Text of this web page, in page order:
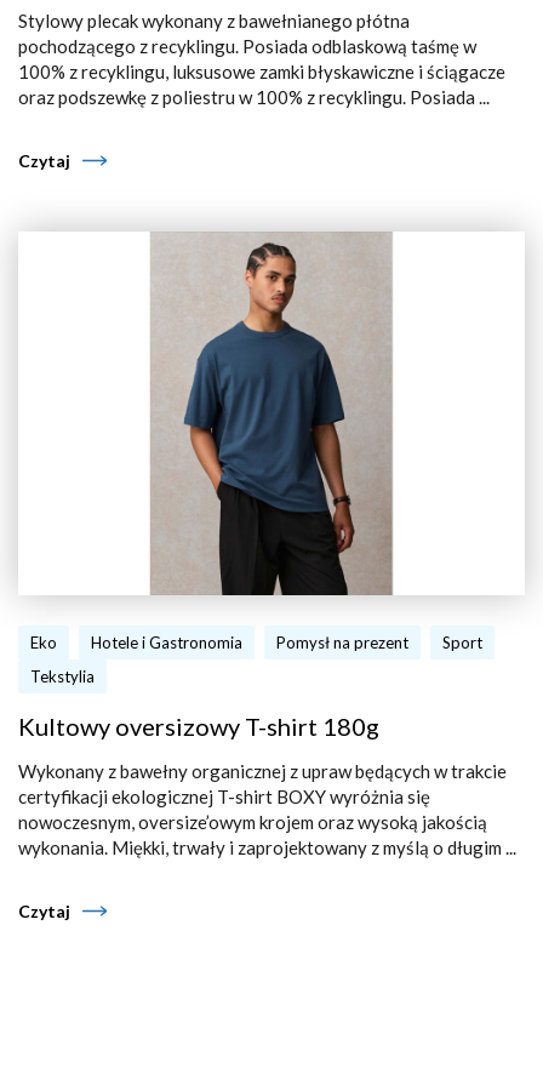
Stylowy plecak wykonany z bawełnianego płótna
pochodzącego z recyklingu. Posiada odblaskową taśmę w
100% z recyklingu, luksusowe zamki błyskawiczne i ściągacze
oraz podszewkę z poliestru w 100% z recyklingu. Posiada ...
Czytaj
Eko Hotele i Gastronomia Pomysł na prezent
Sport
Tekstylia
Kultowy oversizowy T-shirt 180g
Wykonany z bawełny organicznej z upraw będących w trakcie
certyfikacji ekologicznej T-shirt BOXY wyróżnia się
nowoczesnym, oversize’owym krojem oraz wysoką jakością
wykonania. Miękki, trwały i zaprojektowany z myślą o długim ...
Czytaj